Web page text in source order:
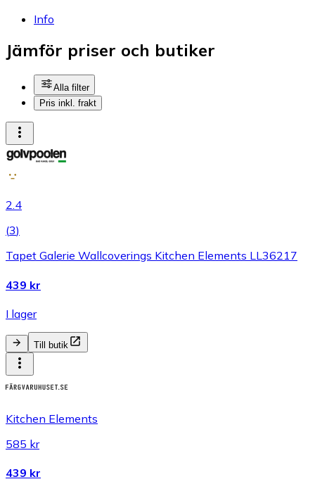
Info
Jämför priser och butiker
Alla filter
Pris inkl. frakt
2.4
(3)
Tapet Galerie Wallcoverings Kitchen Elements LL36217
439 kr
I lager
Till butik
Kitchen Elements
585 kr
439 kr